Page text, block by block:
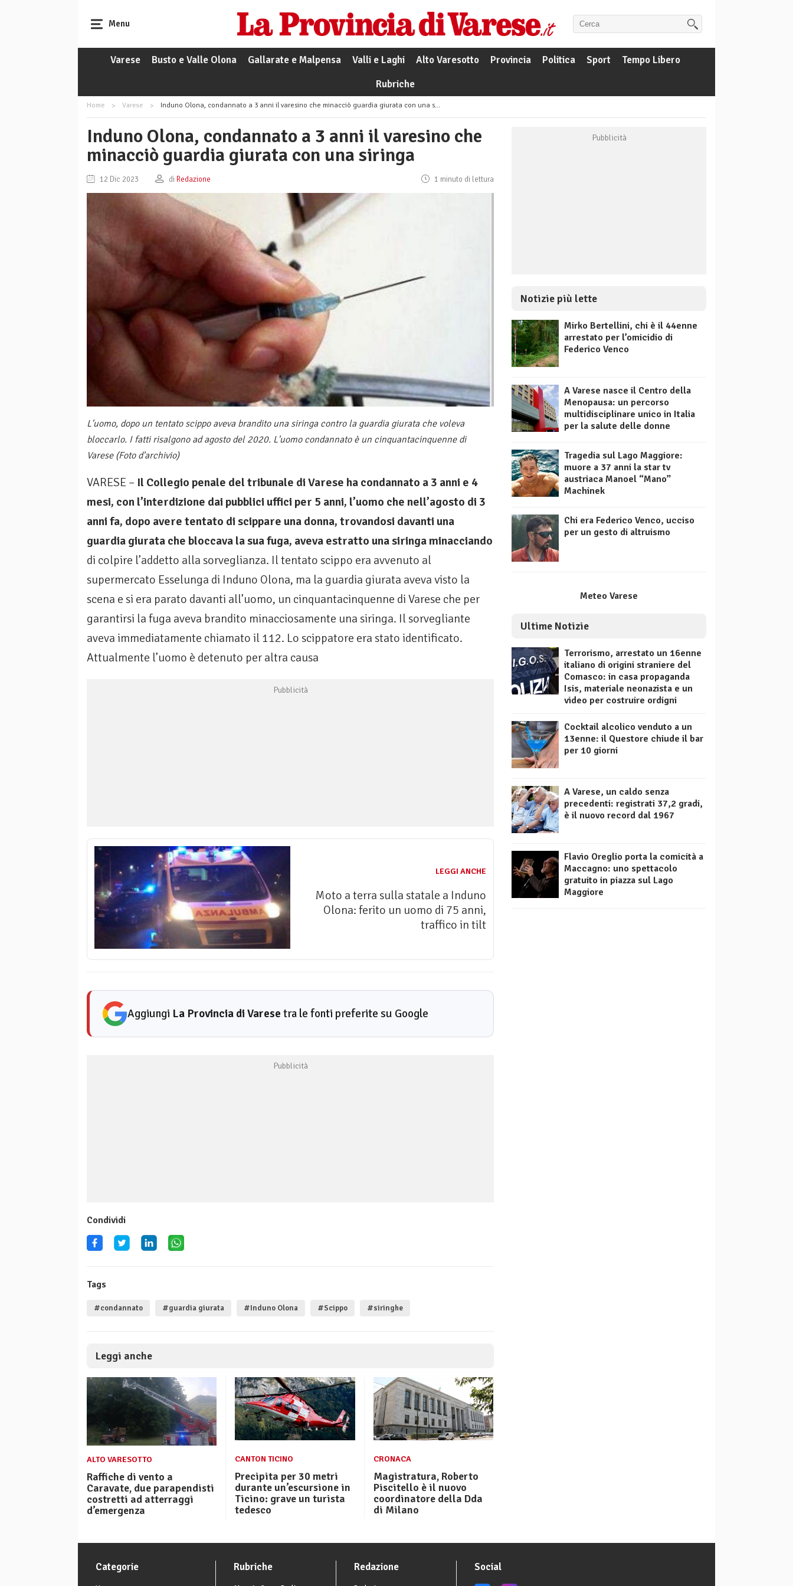
Menu
Varese Busto e Valle Olona Gallarate e Malpensa Valli e Laghi Alto Varesotto Provincia Politica Sport
Tempo Libero
Rubriche
Home Varese Induno Olona, condannato a 3 anni il varesino che minacciò guardia giurata con una siringa
Induno Olona, condannato a 3 anni il varesino che
minacciò guardia giurata con una siringa
12 Dic 2023 di Redazione 1 minuto di lettura
L'uomo, dopo un tentato scippo aveva brandito una siringa contro la guardia giurata che voleva
bloccarlo. I fatti risalgono ad agosto del 2020. L'uomo condannato è un cinquantacinquenne di
Varese (Foto d'archivio)
VARESE – Il Collegio penale del tribunale di Varese ha condannato a 3 anni e 4
mesi, con l’interdizione dai pubblici uffici per 5 anni, l’uomo che nell’agosto di 3
anni fa, dopo avere tentato di scippare una donna, trovandosi davanti una
guardia giurata che bloccava la sua fuga, aveva estratto una siringa minacciando
di colpire l’addetto alla sorveglianza. Il tentato scippo era avvenuto al
supermercato Esselunga di Induno Olona, ma la guardia giurata aveva visto la
scena e si era parato davanti all’uomo, un cinquantacinquenne di Varese che per
garantirsi la fuga aveva brandito minacciosamente una siringa. Il sorvegliante
aveva immediatamente chiamato il 112. Lo scippatore era stato identificato.
Attualmente l’uomo è detenuto per altra causa
LEGGI ANCHE
Moto a terra sulla statale a Induno
Olona: ferito un uomo di 75 anni,
traffico in tilt
Aggiungi La Provincia di Varese tra le fonti preferite su Google
Condividi
Tags
#condannato #guardia giurata #Induno Olona #Scippo #siringhe
Leggi anche
ALTO VARESOTTO
Raffiche di vento a
Caravate, due parapendisti
costretti ad atterraggi
d’emergenza
CANTON TICINO
Precipita per 30 metri
durante un’escursione in
Ticino: grave un turista
tedesco
CRONACA
Magistratura, Roberto
Piscitello è il nuovo
coordinatore della Dda
di Milano
Notizie più lette
Mirko Bertellini, chi è il 44enne
arrestato per l’omicidio di
Federico Venco
A Varese nasce il Centro della
Menopausa: un percorso
multidisciplinare unico in Italia
per la salute delle donne
Tragedia sul Lago Maggiore:
muore a 37 anni la star tv
austriaca Manoel “Mano”
Machinek
Chi era Federico Venco, ucciso
per un gesto di altruismo
Meteo Varese
Ultime Notizie
Terrorismo, arrestato un 16enne
italiano di origini straniere del
Comasco: in casa propaganda
Isis, materiale neonazista e un
video per costruire ordigni
Cocktail alcolico venduto a un
13enne: il Questore chiude il bar
per 10 giorni
A Varese, un caldo senza
precedenti: registrati 37,2 gradi,
è il nuovo record dal 1967
Flavio Oreglio porta la comicità a
Maccagno: uno spettacolo
gratuito in piazza sul Lago
Maggiore
Categorie Rubriche Redazione Social